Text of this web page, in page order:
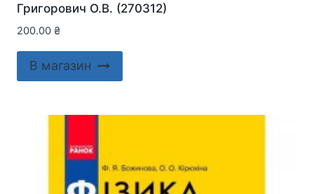
Григорович О.В. (270312)
200.00 ₴
В магазин